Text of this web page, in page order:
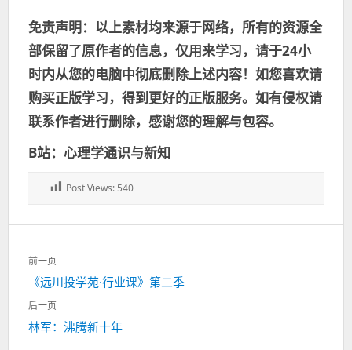
免责声明：以上素材均来源于网络，所有的资源全
部保留了原作者的信息，仅用来学习，请于24小
时内从您的电脑中彻底删除上述内容！如您喜欢请
购买正版学习，得到更好的正版服务。如有侵权请
联系作者进行删除，感谢您的理解与包容。
B站：心理学通识与新知
Post Views: 540
文
章
导
航
前一页
上
一
《远川投学苑·行业课》第二季
后一页
下
林军：沸腾新十年